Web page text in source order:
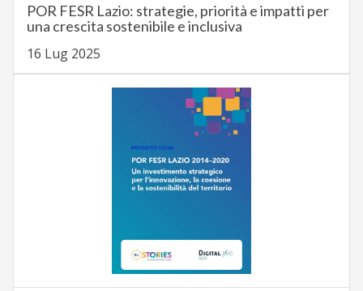
POR FESR Lazio: strategie, priorità e impatti per
una crescita sostenibile e inclusiva
16 Lug 2025